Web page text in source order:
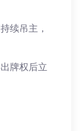
续吊主，
牌权后立